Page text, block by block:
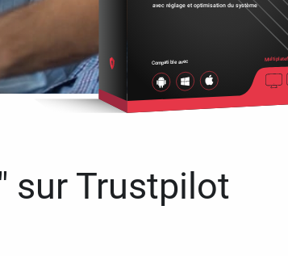
avec réglage et optimisation du système
Compatible avec
sur Trustpilot